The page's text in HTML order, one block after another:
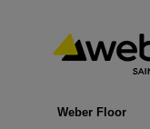
Weber Floor